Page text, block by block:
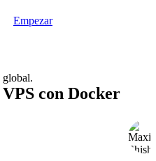
Empezar
con Docker